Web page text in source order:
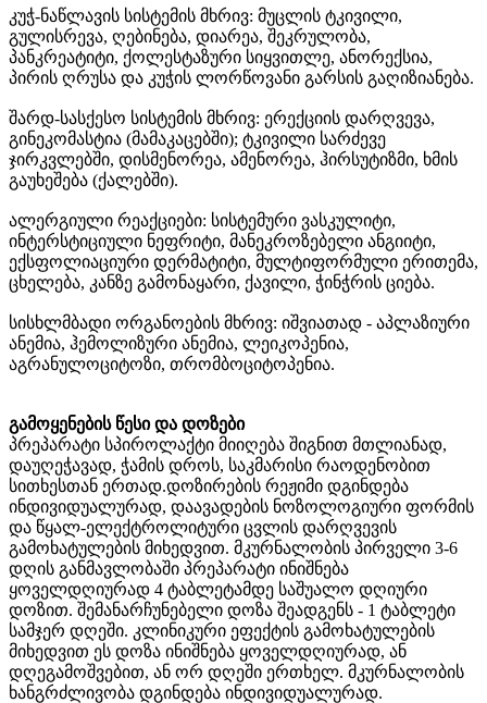
კუჭ-ნაწლავის სისტემის მხრივ: მუცლის ტკივილი,
გულისრევა, ღებინება, დიარეა, შეკრულობა,
პანკრეატიტი, ქოლესტაზური სიყვითლე, ანორექსია,
პირის ღრუსა და კუჭის ლორწოვანი გარსის გაღიზიანება.
შარდ-სასქესო სისტემის მხრივ: ერექციის დარღვევა,
გინეკომასტია (მამაკაცებში); ტკივილი სარძევე
ჯირკვლებში, დისმენორეა, ამენორეა, ჰირსუტიზმი, ხმის
გაუხეშება (ქალებში).
ალერგიული რეაქციები: სისტემური ვასკულიტი,
ინტერსტიციული ნეფრიტი, მანეკროზებელი ანგიიტი,
ექსფოლიაციური დერმატიტი, მულტიფორმული ერითემა,
ცხელება, კანზე გამონაყარი, ქავილი, ჭინჭრის ციება.
სისხლმბადი ორგანოების მხრივ: იშვიათად - აპლაზიური
ანემია, ჰემოლიზური ანემია, ლეიკოპენია,
აგრანულოციტოზი, თრომბოციტოპენია.
გამოყენების წესი და დოზები
პრეპარატი სპიროლაქტი მიიღება შიგნით მთლიანად,
დაუღეჭავად, ჭამის დროს, საკმარისი რაოდენობით
სითხესთან ერთად. დოზირების რეჟიმი დგინდება
ინდივიდუალურად, დაავადების ნოზოლოგიური ფორმის
და წყალ-ელექტროლიტური ცვლის დარღვევის
გამოხატულების მიხედვით. მკურნალობის პირველი 3-6
დღის განმავლობაში პრეპარატი ინიშნება
ყოველდღიურად 4 ტაბლეტამდე საშუალო დღიური
დოზით. შემანარჩუნებელი დოზა შეადგენს - 1 ტაბლეტი
სამჯერ დღეში. კლინიკური ეფექტის გამოხატულების
მიხედვით ეს დოზა ინიშნება ყოველდღიურად, ან
დღეგამოშვებით, ან ორ დღეში ერთხელ. მკურნალობის
ხანგრძლივობა დგინდება ინდივიდუალურად.